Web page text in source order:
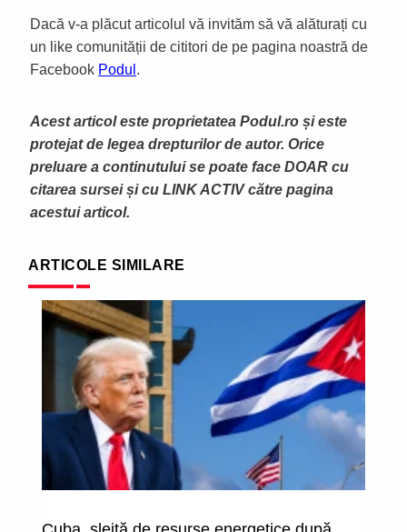
Dacă v-a plăcut articolul vă invităm să vă alăturați cu
un like comunității de cititori de pe pagina noastră de
Facebook Podul .
Acest articol este proprietatea Podul.ro și este
protejat de legea drepturilor de autor. Orice
preluare a continutului se poate face DOAR cu
citarea sursei și cu LINK ACTIV către pagina
acestui articol.
ARTICOLE SIMILARE